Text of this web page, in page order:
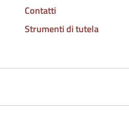
Contatti
Strumenti di tutela